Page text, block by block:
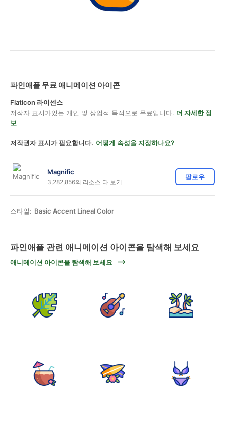
파인애플 무료 애니메이션 아이콘
Flaticon 라이센스
저작자 표시가있는 개인 및 상업적 목적으로 무료입니다. 더 자세한 정
보
저작권자 표시가 필요합니다. 어떻게 속성을 지정하나요?
Magnific
3,282,856의 리소스 다 보기
팔로우
스타일: Basic Accent Lineal Color
파인애플 관련 애니메이션 아이콘을 탐색해 보세요
애니메이션 아이콘을 탐색해 보세요